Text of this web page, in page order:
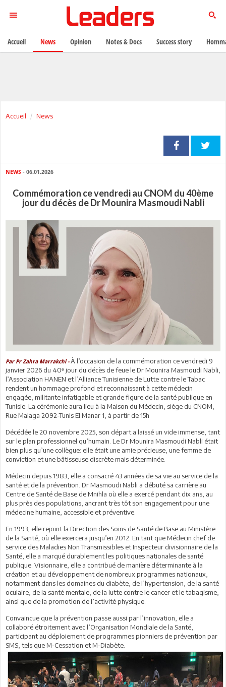
Accueil News
NEWS - 06.01.2026
Commémoration ce vendredi au CNOM du 40ème
jour du décès de Dr Mounira Masmoudi Nabli
Par Pr Zahra Marrakchi -À l’occasion de la commémoration ce vendredi 9
janvier 2026 du 40ᵉ jour du décès de feue le Dr Mounira Masmoudi Nabli,
l’Association HANEN et l’Alliance Tunisienne de Lutte contre le Tabac
rendent un hommage profond et reconnaissant à cette médecin
engagée, militante infatigable et grande figure de la santé publique en
Tunisie. La cérémonie aura lieu à la Maison du Médecin, siège du CNOM,
Rue Malaga 2092-Tunis El Manar 1, à partir de 15h
Décédée le 20 novembre 2025, son départ a laissé un vide immense, tant
sur le plan professionnel qu’humain. Le Dr Mounira Masmoudi Nabli était
bien plus qu’une collègue: elle était une amie précieuse, une femme de
conviction et une bâtisseuse discrète mais déterminée.
Médecin depuis 1983, elle a consacré 43 années de sa vie au service de la
santé et de la prévention. Dr Masmoudi Nabli a débuté sa carrière au
Centre de Santé de Base de Mnihla où elle a exercé pendant dix ans, au
plus près des populations, ancrant très tôt son engagement pour une
médecine humaine, accessible et préventive.
En 1993, elle rejoint la Direction des Soins de Santé de Base au Ministère
de la Santé, où elle exercera jusqu’en 2012. En tant que Médecin chef de
service des Maladies Non Transmissibles et Inspecteur divisionnaire de la
Santé, elle a marqué durablement les politiques nationales de santé
publique. Visionnaire, elle a contribué de manière déterminante à la
création et au développement de nombreux programmes nationaux,
notamment dans les domaines du diabète, de l’hypertension, de la santé
oculaire, de la santé mentale, de la lutte contre le cancer et le tabagisme,
ainsi que de la promotion de l’activité physique.
Convaincue que la prévention passe aussi par l’innovation, elle a
collaboré étroitement avec l’Organisation Mondiale de la Santé,
participant au déploiement de programmes pionniers de prévention par
SMS, tels que M-Cessation et M-Diabète.
Accueil News Opinion Notes & Docs Success story